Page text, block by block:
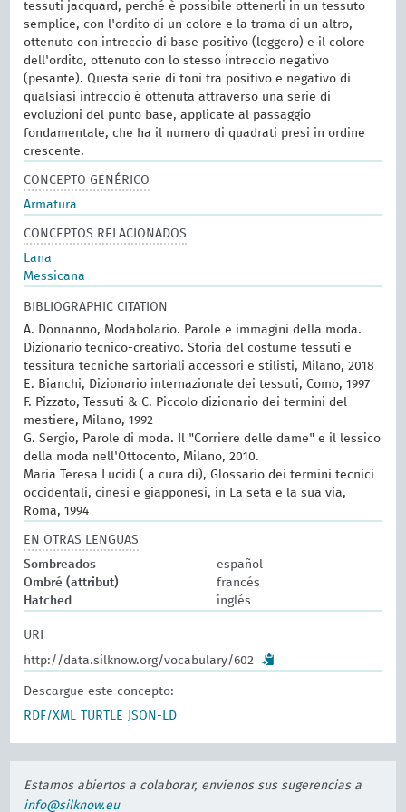
tessuti jacquard, perché è possibile ottenerli in un tessuto
semplice, con l'ordito di un colore e la trama di un altro,
ottenuto con intreccio di base positivo (leggero) e il colore
dell'ordito, ottenuto con lo stesso intreccio negativo
(pesante). Questa serie di toni tra positivo e negativo di
qualsiasi intreccio è ottenuta attraverso una serie di
evoluzioni del punto base, applicate al passaggio
fondamentale, che ha il numero di quadrati presi in ordine
crescente.
CONCEPTO GENÉRICO
Armatura
CONCEPTOS RELACIONADOS
Lana
Messicana
BIBLIOGRAPHIC CITATION
A. Donnanno, Modabolario. Parole e immagini della moda.
Dizionario tecnico-creativo. Storia del costume tessuti e
tessitura tecniche sartoriali accessori e stilisti, Milano, 2018
E. Bianchi, Dizionario internazionale dei tessuti, Como, 1997
F. Pizzato, Tessuti & C. Piccolo dizionario dei termini del
mestiere, Milano, 1992
G. Sergio, Parole di moda. Il "Corriere delle dame" e il lessico
della moda nell'Ottocento, Milano, 2010.
Maria Teresa Lucidi ( a cura di), Glossario dei termini tecnici
occidentali, cinesi e giapponesi, in La seta e la sua via,
Roma, 1994
EN OTRAS LENGUAS
Sombreados
español
Ombré (attribut)
francés
Hatched
inglés
URI
http://data.silknow.org/vocabulary/602
Descargue este concepto:
RDF/XML
TURTLE JSON-LD
Estamos abiertos a colaborar, envíenos sus sugerencias a
info@silknow.eu